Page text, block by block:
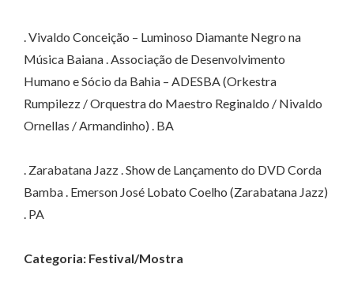
. Vivaldo Conceição – Luminoso Diamante Negro na
Música Baiana . Associação de Desenvolvimento
Humano e Sócio da Bahia – ADESBA (Orkestra
Rumpilezz / Orquestra do Maestro Reginaldo / Nivaldo
Ornellas / Armandinho) . BA
. Zarabatana Jazz . Show de Lançamento do DVD Corda
Bamba . Emerson José Lobato Coelho (Zarabatana Jazz)
. PA
Categoria: Festival/Mostra